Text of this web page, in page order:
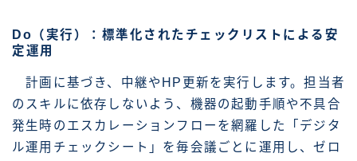
Do（実行）：標準化されたチェックリストによる安
定運用
計画に基づき、中継やHP更新を実行します。担当者
のスキルに依存しないよう、機器の起動手順や不具合
発生時のエスカレーションフローを網羅した「デジタ
ル運用チェックシート」を毎会議ごとに運用し、ゼロ